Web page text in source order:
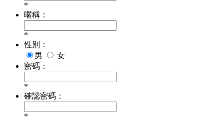
*
暱稱：
*
性別：
男
女
密碼：
*
確認密碼：
*